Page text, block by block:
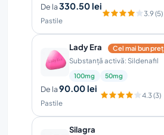
De la330.50 lei
Pastile
3.9 (5)
Lady Era Cel mai bun preț
Substanță activă: Sildenafil
100mg 50mg
De la90.00 lei
Pastile
4.3 (3)
Silagra